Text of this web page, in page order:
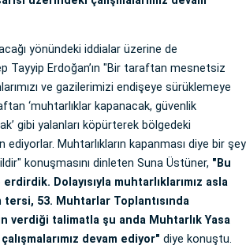
yönündeki iddialar üzerine de
Tayyip Erdoğan’ın "Bir taraftan mesnetsiz
ve gazilerimizi endişeye sürüklemeye
‘muhtarlıklar kapanacak, güvenlik
gibi yalanları köpürterek bölgedeki
Muhtarlıkların kapanması diye bir şey
konuşmasını dinleten Suna Üstüner, "Bu
Dolayısıyla muhtarlıklarımız asla
tersi, 53. Muhtarlar Toplantısında
verdiği talimatla şu anda Muhtarlık Yasa
devam ediyor" diye konuştu.